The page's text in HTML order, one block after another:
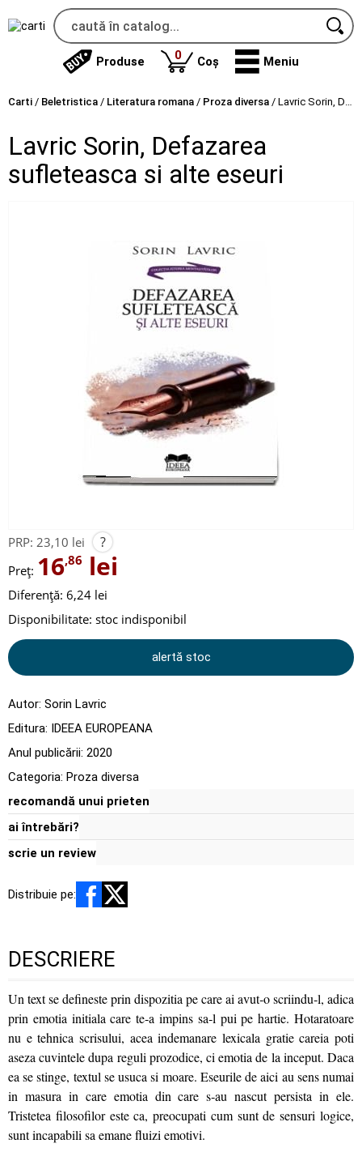
Produse 0produse
Coș Meniu
Carti / Beletristica / Literatura romana / Proza diversa / Lavric Sorin, Defazarea sufleteasca si alte eseuri
Lavric Sorin, Defazarea
sufleteasca si alte eseuri
PRP: 23,10 lei ?
Preț: 16,86 lei
Diferență: 6,24 lei
Disponibilitate: stoc indisponibil
alertă stoc
Autor: Sorin Lavric
Editura: IDEEA EUROPEANA
Anul publicării: 2020
Categoria: Proza diversa
recomandă unui prieten
ai întrebări?
scrie un review
Distribuie pe:
DESCRIERE
Un text se defineste prin dispozitia pe care ai avut‑o scriindu‑l, adica
prin emotia initiala care te‑a impins sa‑l pui pe hartie. Hotaratoare
nu e tehnica scrisului, acea indemanare lexicala gratie careia poti
aseza cuvintele dupa reguli prozodice, ci emotia de la inceput. Daca
ea se stinge, textul se usuca si moare. Eseurile de aici au sens numai
in masura in care emotia din care s‑au nascut persista in ele.
Tristetea filosofilor este ca, preocupati cum sunt de sensuri logice,
sunt incapabili sa emane fluizi emotivi.